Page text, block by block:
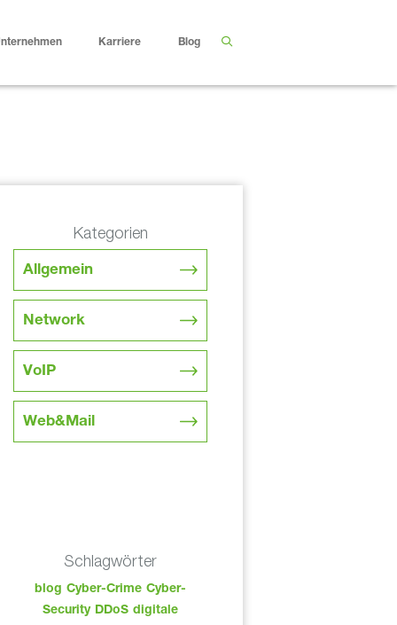
Karriere Blog
Kategorien
Allgemein
Network
VoIP
Web&Mail
Schlagwörter
blog Cyber-Crime Cyber-
Security DDoS digitale